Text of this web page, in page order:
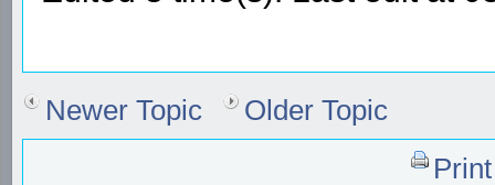
Newer Topic
Older Topic